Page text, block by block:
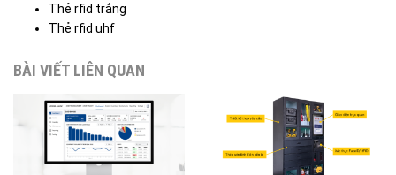
Thẻ rfid trắng
Thẻ rfid uhf
BÀI VIẾT LIÊN QUAN